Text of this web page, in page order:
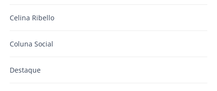
Celina Ribello
Coluna Social
Destaque